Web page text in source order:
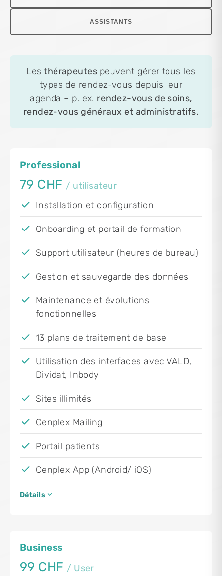
ASSISTANTS
Les thérapeutes peuvent gérer tous les
types de rendez-vous depuis leur
agenda – p. ex. rendez-vous de soins,
rendez-vous généraux et administratifs.
Professional
79 CHF / utilisateur
Installation et configuration
Onboarding et portail de formation
Support utilisateur (heures de bureau)
Gestion et sauvegarde des données
Maintenance et évolutions
fonctionnelles
13 plans de traitement de base
Utilisation des interfaces avec VALD,
Dividat, Inbody
Sites illimités
Cenplex Mailing
Portail patients
Cenplex App (Android/ iOS)
Détails expand_more
Business
99 CHF / User